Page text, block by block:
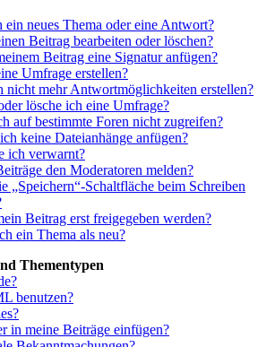
ein neues Thema oder eine Antwort?
Beitrag bearbeiten oder löschen?
Beitrag eine Signatur anfügen?
Umfrage erstellen?
nicht mehr Antwortmöglichkeiten erstellen?
lösche ich eine Umfrage?
auf bestimmte Foren nicht zugreifen?
keine Dateianhänge anfügen?
ich verwarnt?
den Moderatoren melden?
„Speichern“-Schaltfläche beim Schreiben
Beitrag erst freigegeben werden?
ein Thema als neu?
Thementypen
benutzen?
in meine Beiträge einfügen?